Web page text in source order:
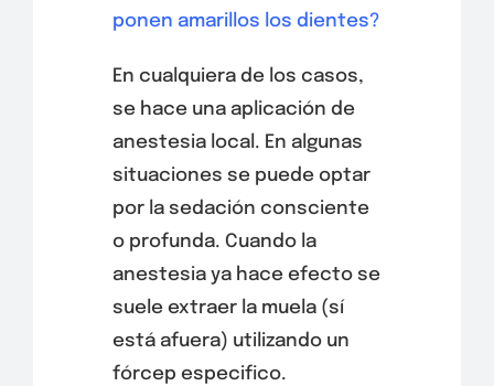
ponen amarillos los dientes?
En cualquiera de los casos,
se hace una aplicación de
anestesia local. En algunas
situaciones se puede optar
por la sedación consciente
o profunda. Cuando la
anestesia ya hace efecto se
suele extraer la muela (sí
está afuera) utilizando un
fórcep especifico.